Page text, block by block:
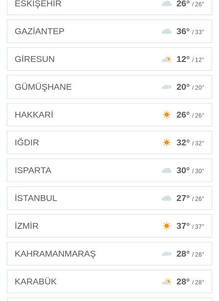
ESKİŞEHİR 26° / 26°
GAZİANTEP 36° / 33°
GİRESUN 12° / 12°
GÜMÜŞHANE 20° / 20°
HAKKARİ 26° / 26°
IĞDIR 32° / 32°
ISPARTA 30° / 30°
İSTANBUL 27° / 26°
İZMİR 37° / 37°
KAHRAMANMARAŞ 28° / 28°
KARABÜK 28° / 28°